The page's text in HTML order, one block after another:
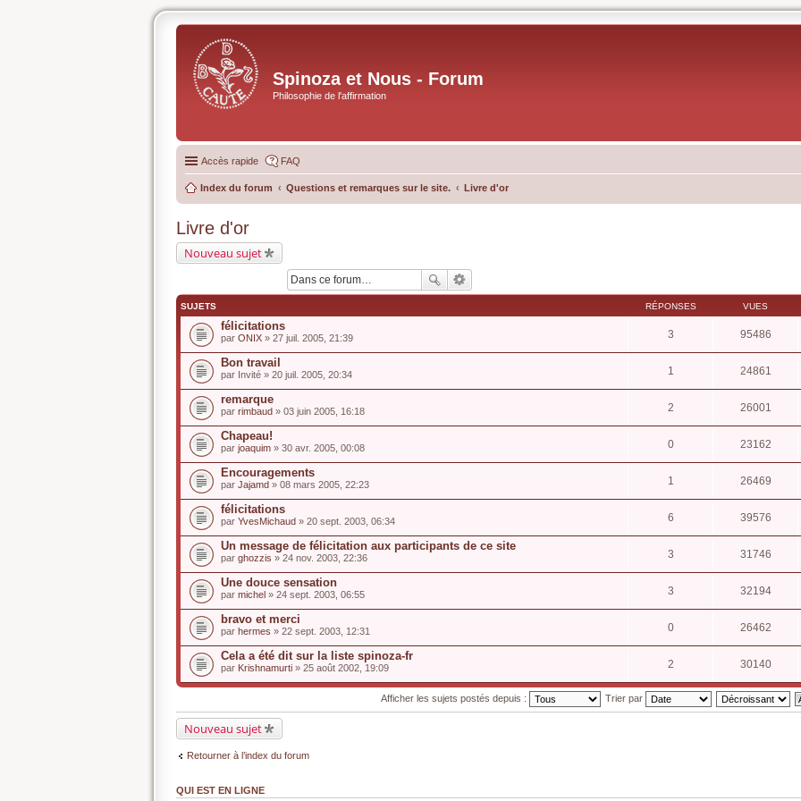
Spinoza et Nous - Forum
Philosophie de l'affirmation
Accès rapide FAQ
Index du forum Questions et remarques sur le site. Livre d'or
Livre d'or
Nouveau sujet
SUJETS RÉPONSES VUES
félicitations
par ONIX » 27 juil. 2005, 21:39 3 95486
Bon travail
par Invité » 20 juil. 2005, 20:34 1 24861
remarque
par rimbaud » 03 juin 2005, 16:18 2 26001
Chapeau!
par joaquim » 30 avr. 2005, 00:08 0 23162
Encouragements
par Jajamd » 08 mars 2005, 22:23 1 26469
félicitations
par YvesMichaud » 20 sept. 2003, 06:34 6 39576
Un message de félicitation aux participants de ce site
par ghozzis » 24 nov. 2003, 22:36 3 31746
Une douce sensation
par michel » 24 sept. 2003, 06:55 3 32194
bravo et merci
par hermes » 22 sept. 2003, 12:31 0 26462
Cela a été dit sur la liste spinoza-fr
par Krishnamurti » 25 août 2002, 19:09 2 30140
Afficher les sujets postés depuis : Trier par
Nouveau sujet
Retourner à l’index du forum
QUI EST EN LIGNE